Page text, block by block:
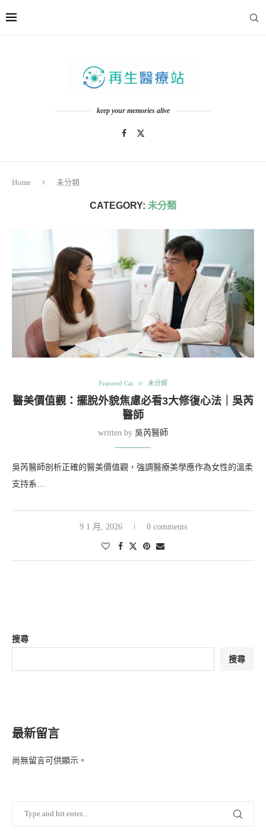
keep your memories alive
Home 未分類
CATEGORY: 未分類
Featured Cat 未分類
醫美價值觀：擺脫外貌焦慮必看3大修復心法｜吳芮
醫師
written by 吳芮醫師
吳芮醫師剖析正確的醫美價值觀，強調醫療美學應作為女性的溫柔
支持系…
9 1 月, 2026 0 comments
搜尋
搜尋
最新留言
尚無留言可供顯示。